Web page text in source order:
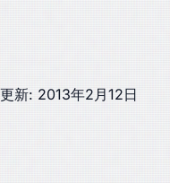
更新: 2013年2月12日